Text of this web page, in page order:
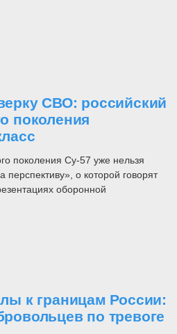
СВО: российский
поколения
поколения Су-57 уже нельзя
о которой говорят
оборонной
к границам России:
по тревоге